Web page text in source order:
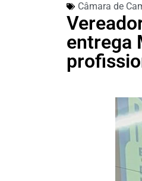
Câmara de
entrega